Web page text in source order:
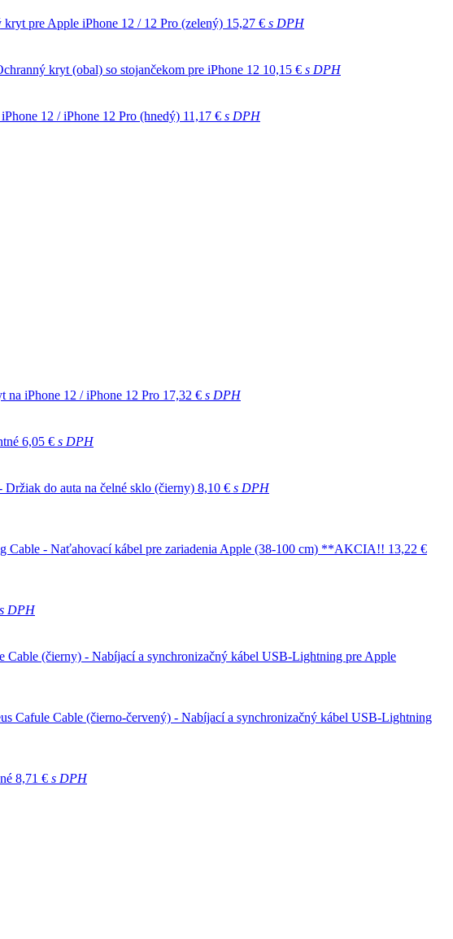
pre Apple iPhone 12 / 12 Pro (zelený) 15,27 € s DPH
kryt (obal) so stojančekom pre iPhone 12 10,15 € s DPH
12 / iPhone 12 Pro (hnedý) 11,17 € s DPH
iPhone 12 / iPhone 12 Pro 17,32 € s DPH
6,05 € s DPH
do auta na čelné sklo (čierny) 8,10 € s DPH
Cable - Naťahovací kábel pre zariadenia Apple (38-100 cm) **AKCIA!! 13,22 €
s DPH
Cable (čierny) - Nabíjací a synchronizačný kábel USB-Lightning pre Apple
Cafule Cable (čierno-červený) - Nabíjací a synchronizačný kábel USB-Lightning
8,71 € s DPH